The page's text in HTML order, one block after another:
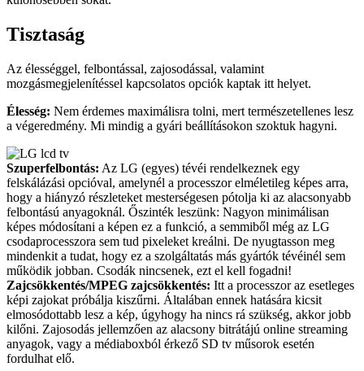
Tisztaság
Az élességgel, felbontással, zajosodással, valamint
mozgásmegjelenítéssel kapcsolatos opciók kaptak itt helyet.
Élesség: Nem érdemes maximálisra tolni, mert természetellenes lesz
a végeredmény. Mi mindig a gyári beállításokon szoktuk hagyni.
Szuperfelbontás: Az LG (egyes) tévéi rendelkeznek egy
felskálázási opcióval, amelynél a processzor elméletileg képes arra,
hogy a hiányzó részleteket mesterségesen pótolja ki az alacsonyabb
felbontású anyagoknál. Őszinték leszünk: Nagyon minimálisan
képes módosítani a képen ez a funkció, a semmiből még az LG
csodaprocesszora sem tud pixeleket kreálni. De nyugtasson meg
mindenkit a tudat, hogy ez a szolgáltatás más gyártók tévéinél sem
működik jobban. Csodák nincsenek, ezt el kell fogadni!
Zajcsökkentés/MPEG zajcsökkentés: Itt a processzor az esetleges
képi zajokat próbálja kiszűrni. Általában ennek hatására kicsit
elmosódottabb lesz a kép, úgyhogy ha nincs rá szükség, akkor jobb
kilőni. Zajosodás jellemzően az alacsony bitrátájú online streaming
anyagok, vagy a médiaboxból érkező SD tv műsorok esetén
fordulhat elő.